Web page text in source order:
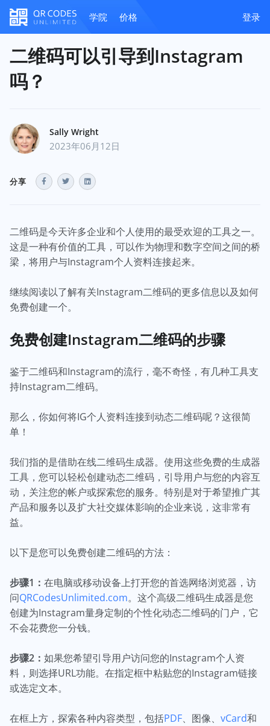
学院 价格 登录
二维码可以引导到Instagram
吗？
Sally Wright
2023年06月12日
分享
二维码是今天许多企业和个人使用的最受欢迎的工具之一。
这是一种有价值的工具，可以作为物理和数字空间之间的桥
梁，将用户与Instagram个人资料连接起来。
继续阅读以了解有关Instagram二维码的更多信息以及如何
免费创建一个。
免费创建Instagram二维码的步骤
鉴于二维码和Instagram的流行，毫不奇怪，有几种工具支
持Instagram二维码。
那么，你如何将IG个人资料连接到动态二维码呢？这很简
单！
我们指的是借助在线二维码生成器。使用这些免费的生成器
工具，您可以轻松创建动态二维码，引导用户与您的内容互
动，关注您的帐户或探索您的服务。特别是对于希望推广其
产品和服务以及扩大社交媒体影响的企业来说，这非常有
益。
以下是您可以免费创建二维码的方法：
步骤1： 在电脑或移动设备上打开您的首选网络浏览器，访
问QRCodesUnlimited.com。这个高级二维码生成器是您
创建为Instagram量身定制的个性化动态二维码的门户，它
不会花费您一分钱。
步骤2： 如果您希望引导用户访问您的Instagram个人资
料，则选择URL功能。在指定框中粘贴您的Instagram链接
或选定文本。
在框上方，探索各种内容类型，包括PDF、图像、 vCard和